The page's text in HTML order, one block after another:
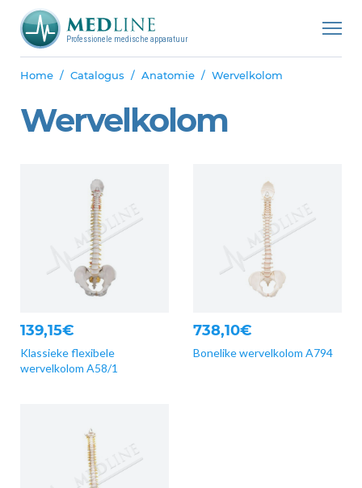
Professionele medische apparatuur
Home Catalogus Anatomie Wervelkolom
Wervelkolom
139,15€
Klassieke flexibele
wervelkolom A58/1
738,10€
Bonelike wervelkolom A794